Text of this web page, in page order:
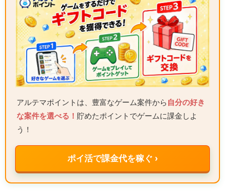
アルテマポイントは、豊富なゲーム案件から 自分の好き
な案件を選べる！ 貯めたポイントでゲームに課金しよ
う！
ポイ活で課金代を稼ぐ ›